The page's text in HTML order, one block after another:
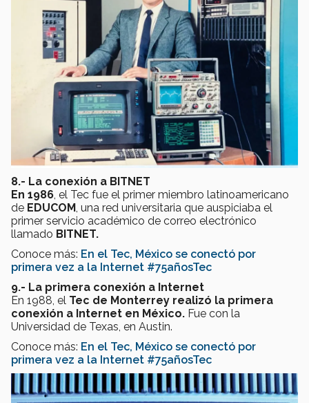
8.- La conexión a BITNET
En 1986, el Tec fue el primer miembro latinoamericano
de EDUCOM, una red universitaria que auspiciaba el
primer servicio académico de correo electrónico
llamado BITNET.
Conoce más: En el Tec, México se conectó por
primera vez a la Internet #75añosTec
9.- La primera conexión a Internet
En 1988, el Tec de Monterrey realizó la primera
conexión a Internet en México. Fue con la
Universidad de Texas, en Austin.
Conoce más: En el Tec, México se conectó por
primera vez a la Internet #75añosTec